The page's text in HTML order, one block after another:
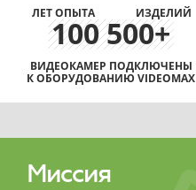
ЛЕТ ОПЫТА ИЗДЕЛИЙ
100 500+
ВИДЕОКАМЕР ПОДКЛЮЧЕНЫ
К ОБОРУДОВАНИЮ VIDEOMAX
Миссия